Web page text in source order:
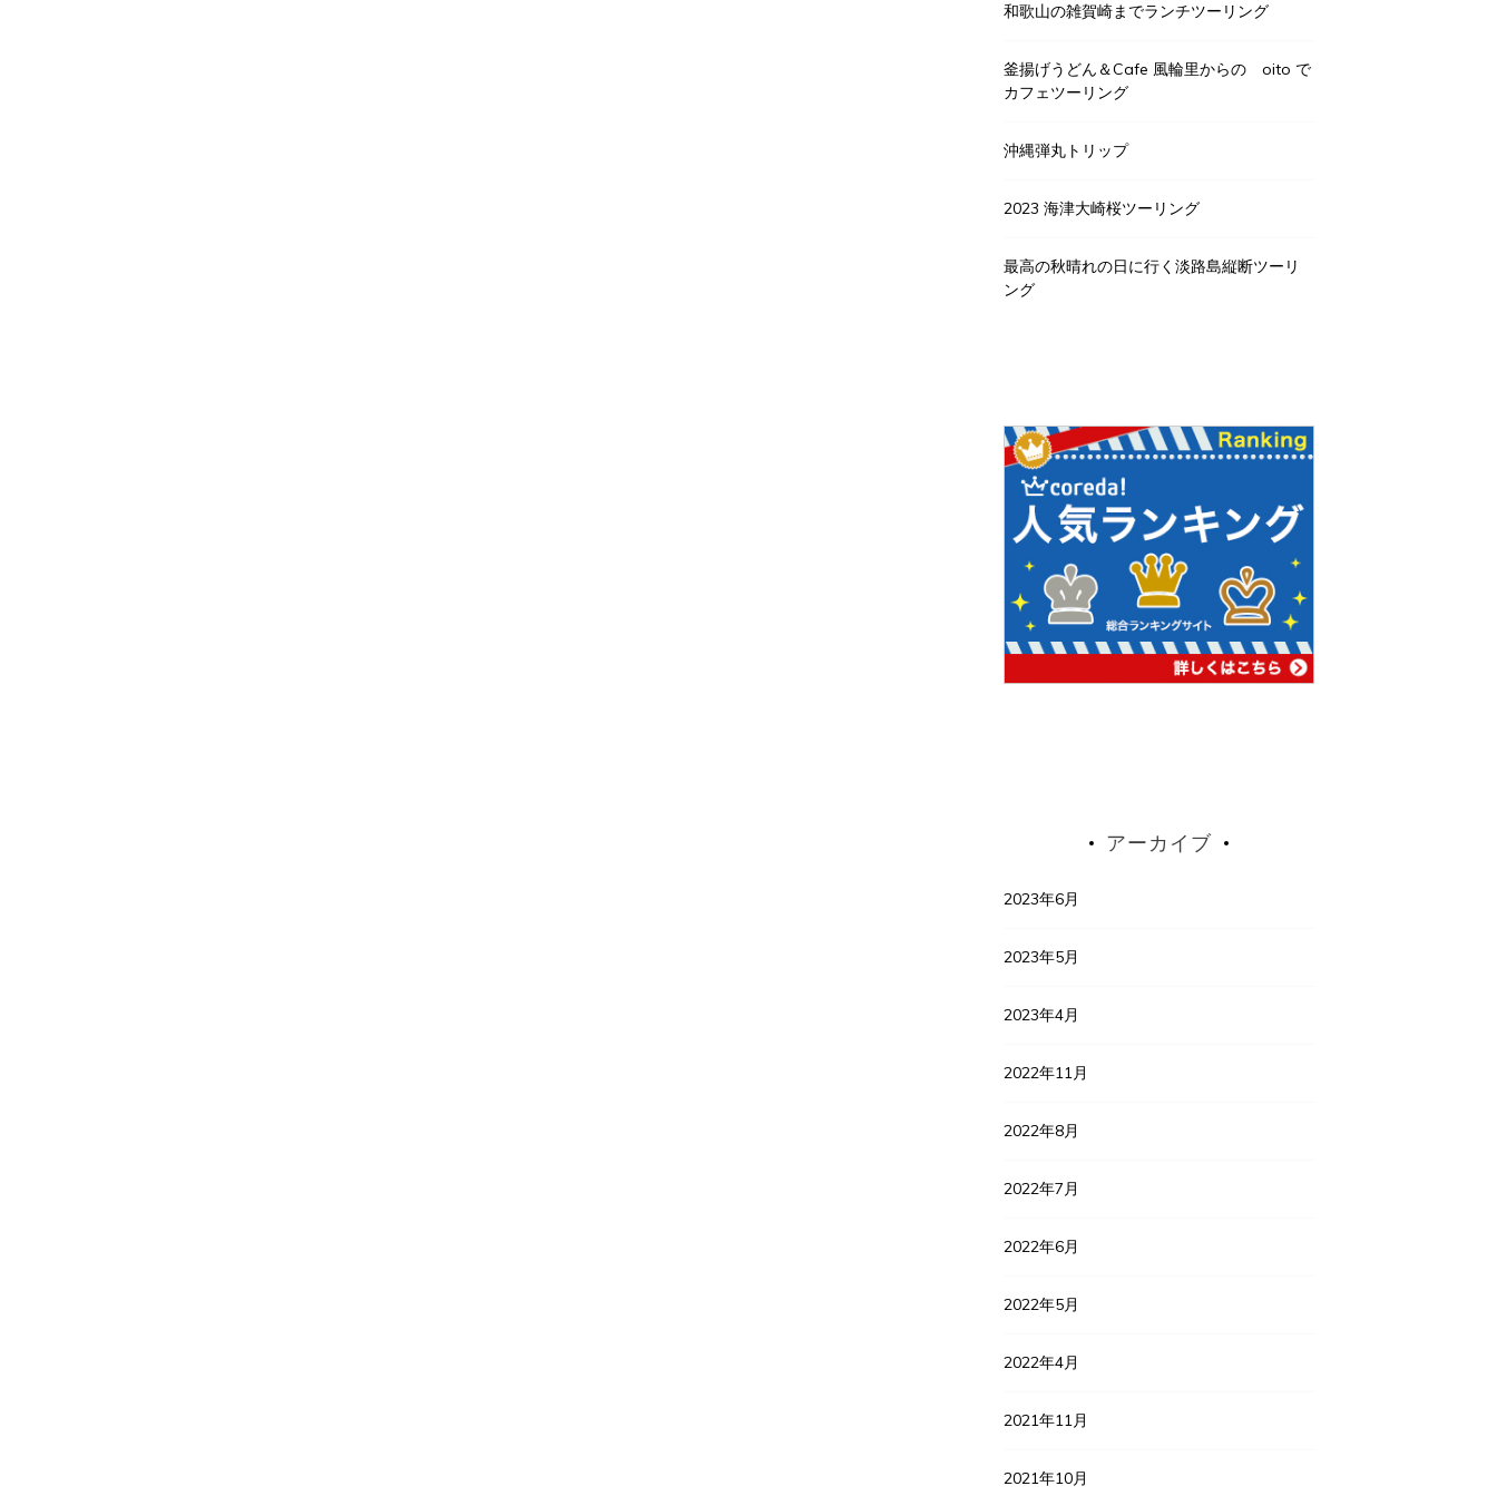
和歌山の雑賀崎までランチツーリング
釜揚げうどん＆Cafe 風輪里からの oito で
カフェツーリング
沖縄弾丸トリップ
2023 海津大崎桜ツーリング
最高の秋晴れの日に行く淡路島縦断ツーリ
ング
アーカイブ
2023年6月
2023年5月
2023年4月
2022年11月
2022年8月
2022年7月
2022年6月
2022年5月
2022年4月
2021年11月
2021年10月